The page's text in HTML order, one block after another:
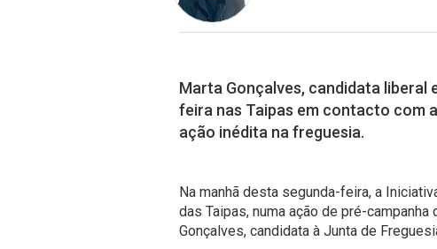
Marta Gonçalves, candidata liberal
feira nas Taipas em contacto com
ação inédita na freguesia.
Na manhã desta segunda-feira, a
das Taipas, numa ação de pré-
Gonçalves, candidata à Junta de